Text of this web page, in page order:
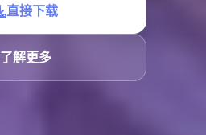
直接下载
了解更多